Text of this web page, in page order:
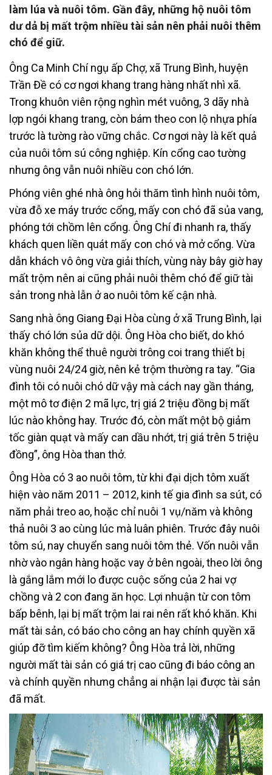
làm lúa và nuôi tôm. Gần đây, những hộ nuôi tôm
dư dả bị mất trộm nhiều tài sản nên phải nuôi thêm
chó để giữ.
Ông Ca Minh Chí ngụ ấp Chợ, xã Trung Bình, huyện
Trần Đề có cơ ngơi khang trang hàng nhất nhì xã.
Trong khuôn viên rộng nghìn mét vuông, 3 dãy nhà
lợp ngói khang trang, còn bám theo con lộ nhựa phía
trước là tường rào vững chắc. Cơ ngơi này là kết quả
của nuôi tôm sú công nghiệp. Kín cổng cao tường
nhưng ông vẫn nuôi nhiều con chó lớn.
Phóng viên ghé nhà ông hỏi thăm tình hình nuôi tôm,
vừa đỗ xe máy trước cổng, mấy con chó đã sủa vang,
phóng tới chồm lên cổng. Ông Chí đi nhanh ra, thấy
khách quen liền quát mấy con chó và mở cổng. Vừa
dẫn khách vô ông vừa giải thích, vùng này bây giờ hay
mất trộm nên ai cũng phải nuôi thêm chó để giữ tài
sản trong nhà lẫn ở ao nuôi tôm kế cận nhà.
Sang nhà ông Giang Đại Hòa cùng ở xã Trung Bình, lại
thấy chó lớn sủa dữ dội. Ông Hòa cho biết, do khó
khăn không thể thuê người trông coi trang thiết bị
vùng nuôi 24/24 giờ, nên kẻ trộm thường ra tay. “Gia
đình tôi có nuôi chó dữ vậy mà cách nay gần tháng,
một mô tơ điện 2 mã lực, trị giá 2 triệu đồng bị mất
lúc nào không hay. Trước đó, còn mất một bộ giảm
tốc giàn quạt và mấy can dầu nhớt, trị giá trên 5 triệu
đồng”, ông Hòa than thở.
Ông Hòa có 3 ao nuôi tôm, từ khi đại dịch tôm xuất
hiện vào năm 2011 – 2012, kinh tế gia đình sa sút, có
năm phải treo ao, hoặc chỉ nuôi 1 vụ/năm và không
thả nuôi 3 ao cùng lúc mà luân phiên. Trước đây nuôi
tôm sú, nay chuyển sang nuôi tôm thẻ. Vốn nuôi vẫn
nhờ vào ngân hàng hoặc vay ở bên ngoài, theo lời ông
là gắng lắm mới lo được cuộc sống của 2 hai vợ
chồng và 2 con đang ăn học. Lợi nhuận từ con tôm
bấp bênh, lại bị mất trộm lai rai nên rất khó khăn. Khi
mất tài sản, có báo cho công an hay chính quyền xã
giúp đỡ tìm kiếm không? Ông Hòa trả lời, những
người mất tài sản có giá trị cao cũng đi báo công an
và chính quyền nhưng chẳng ai nhận lại được tài sản
đã mất.